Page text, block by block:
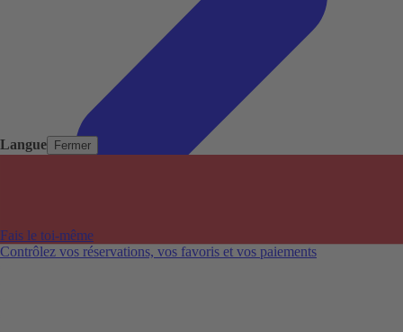
Langue Fermer
Fais le toi-même
Contrôlez vos réservations, vos favoris et vos paiements
Aéroports populaires
Villes populaires
Australie